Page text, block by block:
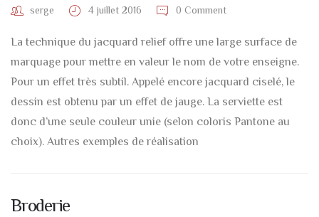
serge 4 juillet 2016 0 Comment
La technique du jacquard relief offre une large surface de
marquage pour mettre en valeur le nom de votre enseigne.
Pour un effet très subtil. Appelé encore jacquard ciselé, le
dessin est obtenu par un effet de jauge. La serviette est
donc d’une seule couleur unie (selon coloris Pantone au
choix). Autres exemples de réalisation
Broderie